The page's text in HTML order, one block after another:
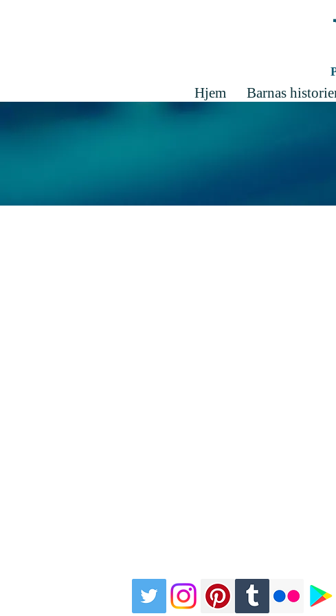
Hjem Barnas